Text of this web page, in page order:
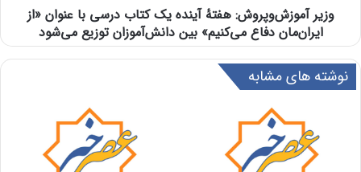
وزیر آموزش‌وپروش: هفتۀ آینده یک کتاب درسی با عنوان «از
ایران‌مان دفاع می‌کنیم» بین دانش‌آموزان توزیع می‌شود
نوشته های مشابه